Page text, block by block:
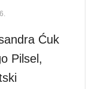
Ćuk
Pilsel,